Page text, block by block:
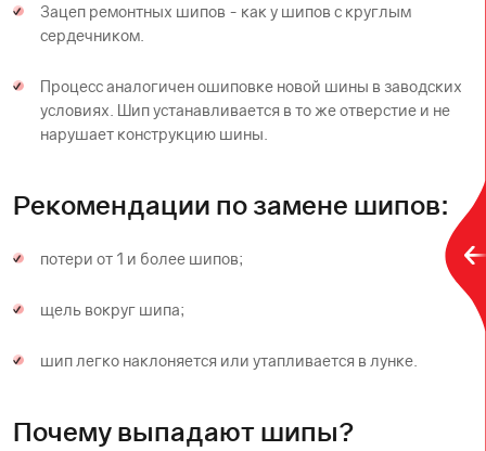
Зацеп ремонтных шипов - как у шипов с круглым
сердечником.
Процесс аналогичен ошиповке новой шины в заводских
условиях. Шип устанавливается в то же отверстие и не
нарушает конструкцию шины.
Рекомендации по замене шипов:
потери от 1 и более шипов;
щель вокруг шипа;
шип легко наклоняется или утапливается в лунке.
Почему выпадают шипы?